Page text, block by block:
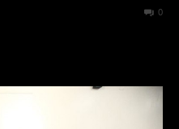
0